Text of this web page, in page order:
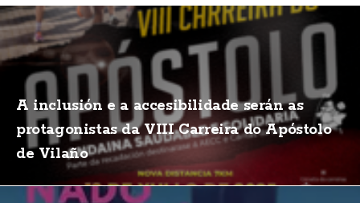
A inclusión e a accesibilidade serán as
protagonistas da VIII Carreira do Apóstolo
de Vilaño